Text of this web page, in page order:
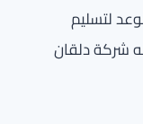
06/2026 كآخر موعد لتسليم
شركة دلقان